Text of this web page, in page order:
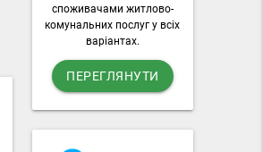
споживачами житлово-
комунальних послуг у всіх
варіантах.
ПЕРЕГЛЯНУТИ